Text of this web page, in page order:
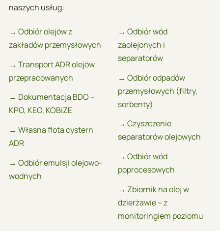
naszych usług:
→ Odbiór olejów z
zakładów przemysłowych
→ Transport ADR olejów
przepracowanych
→ Dokumentacja BDO –
KPO, KEO, KOBiZE
→ Własna flota cystern
ADR
→ Odbiór emulsji olejowo-
wodnych
→ Odbiór wód
zaolejonych i
separatorów
→ Odbiór odpadów
przemysłowych (filtry,
sorbenty)
→ Czyszczenie
separatorów olejowych
→ Odbiór wód
poprocesowych
→ Zbiornik na olej w
dzierżawie – z
monitoringiem poziomu